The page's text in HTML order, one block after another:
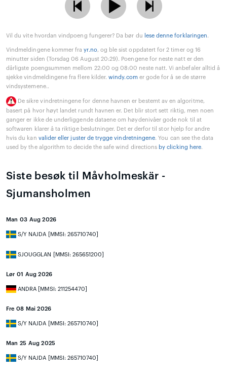
Vil du vite hvordan vindpoeng fungerer? Da bør du lese denne forklaringen.
Vindmeldingene kommer frayr.no, og ble sist oppdatert for 2 timer og 16
minutter siden (Torsdag 06 August 20:29). Poengene for neste natt er den
dårligste poengsummen mellom 22:00 og 08:00 neste natt. Vi anbefaler alltid å
sjekke vindmeldingene fra flere kilder.windy.comer gode for å se de større
vindsystemene..
De sikre vindretningene for denne havnen er bestemt av en algoritme,
basert på hvor høyt landet rundt havnen er. Det blir stort sett riktig, men noen
ganger er ikke de underliggende dataene om høydenivåer gode nok til at
softwaren klarer å ta riktige beslutninger. Det er derfor til stor hjelp for andre
hvis du kan valider eller juster de trygge vindretningene. You can see the data
used by the algorithm to decide the safe wind directions by clicking here.
Siste besøk til Måvholmeskär -
Sjumansholmen
Man 03 Aug 2026
S/Y NAJDA [MMSI: 265710740]
SJOUGGLAN [MMSI: 265651200]
Lør 01 Aug 2026
ANDRA [MMSI: 211254470]
Fre 08 Mai 2026
S/Y NAJDA [MMSI: 265710740]
Man 25 Aug 2025
S/Y NAJDA [MMSI: 265710740]